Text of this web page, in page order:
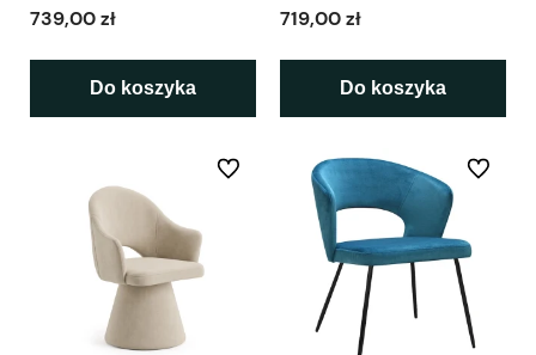
739,00 zł
Do koszyka
719,00 zł
Do koszyka
Do ulubionych Do